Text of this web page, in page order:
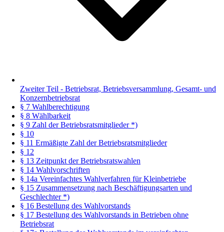
Zweiter Teil - Betriebsrat, Betriebsversammlung, Gesamt- und
Konzernbetriebsrat
§ 7 Wahlberechtigung
§ 8 Wählbarkeit
§ 9 Zahl der Betriebsratsmitglieder *)
§ 10
§ 11 Ermäßigte Zahl der Betriebsratsmitglieder
§ 12
§ 13 Zeitpunkt der Betriebsratswahlen
§ 14 Wahlvorschriften
§ 14a Vereinfachtes Wahlverfahren für Kleinbetriebe
§ 15 Zusammensetzung nach Beschäftigungsarten und
Geschlechter *)
§ 16 Bestellung des Wahlvorstands
§ 17 Bestellung des Wahlvorstands in Betrieben ohne
Betriebsrat